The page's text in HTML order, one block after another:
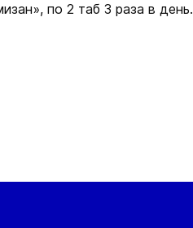
по 2 таб 3 раза в день.